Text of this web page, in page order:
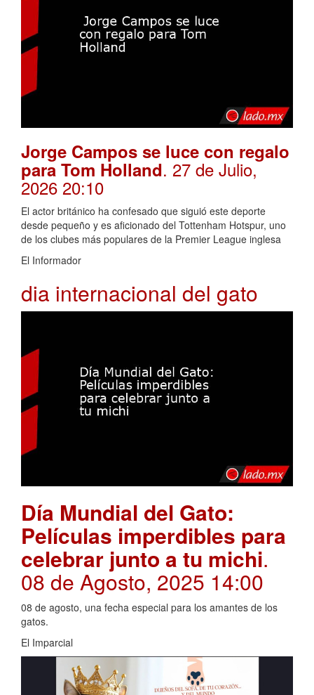
Jorge Campos se luce con regalo
para Tom Holland. 27 de Julio,
2026 20:10
El actor británico ha confesado que siguió este deporte
desde pequeño y es aficionado del Tottenham Hotspur, uno
de los clubes más populares de la Premier League inglesa
El Informador
dia internacional del gato
Día Mundial del Gato:
Películas imperdibles para
celebrar junto a tu michi.
08 de Agosto, 2025 14:00
08 de agosto, una fecha especial para los amantes de los
gatos.
El Imparcial